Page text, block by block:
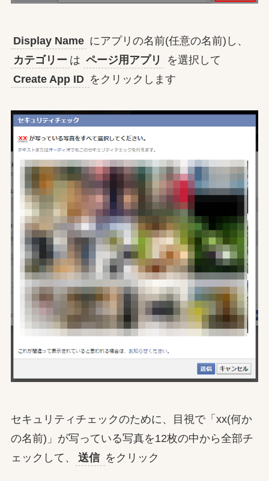
Display Name にアプリの名前(任意の名前)し、
カテゴリー は ページ用アプリ
を選択して
Create App ID をクリックします
セキュリティチェックのために、目視で「xx(何か
の名前)」が写っている写真を12枚の中から全部チ
ェックして、
送信 をクリック